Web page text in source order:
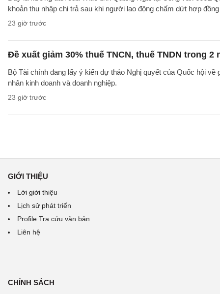
khoản thu nhập chi trả sau khi người lao động chấm dứt hợp
23 giờ trước
Đề xuất giảm 30% thuế TNCN, thuế TNDN trong 2
Bộ Tài chính đang lấy ý kiến dự thảo Nghị quyết của Quốc hội
nhân kinh doanh và doanh nghiệp.
23 giờ trước
GIỚI THIỆU
Lời giới thiệu
Lịch sử phát triển
Profile Tra cứu văn bản
Liên hệ
CHÍNH SÁCH